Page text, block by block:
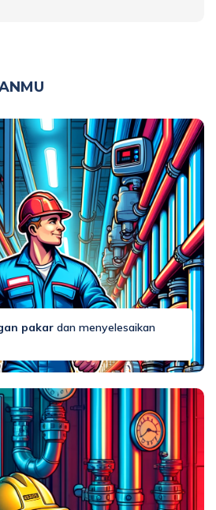
pakar dan menyelesaikan